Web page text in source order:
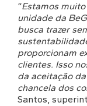
“Estamos
unidade da
busca trazer
proporcionam
clientes. Isso
da aceitação
chancela dos
Santos,